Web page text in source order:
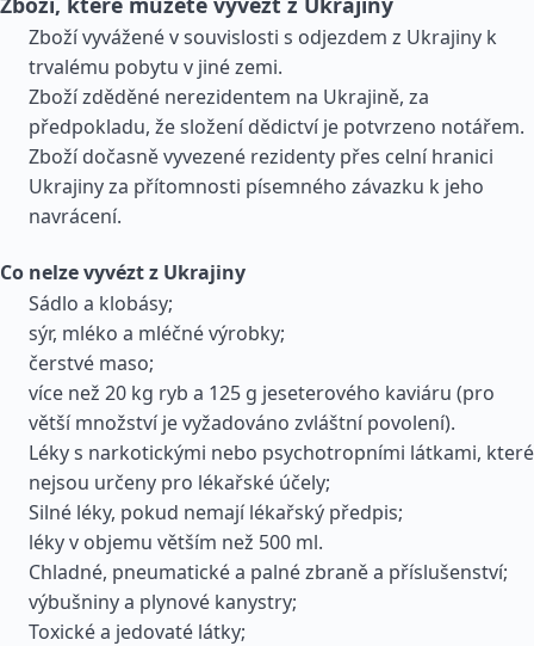
Zboží vyvážené v souvislosti s odjezdem z Ukrajiny k
trvalému pobytu v jiné zemi.
Zboží zděděné nerezidentem na Ukrajině, za
předpokladu, že složení dědictví je potvrzeno notářem.
Zboží dočasně vyvezené rezidenty přes celní hranici
Ukrajiny za přítomnosti písemného závazku k jeho
navrácení.
Co nelze vyvézt z Ukrajiny
Sádlo a klobásy;
sýr, mléko a mléčné výrobky;
čerstvé maso;
více než 20 kg ryb a 125 g jeseterového kaviáru (pro
větší množství je vyžadováno zvláštní povolení).
Léky s narkotickými nebo psychotropními látkami, které
nejsou určeny pro lékařské účely;
Silné léky, pokud nemají lékařský předpis;
léky v objemu větším než 500 ml.
Chladné, pneumatické a palné zbraně a příslušenství;
výbušniny a plynové kanystry;
Toxické a jedovaté látky;